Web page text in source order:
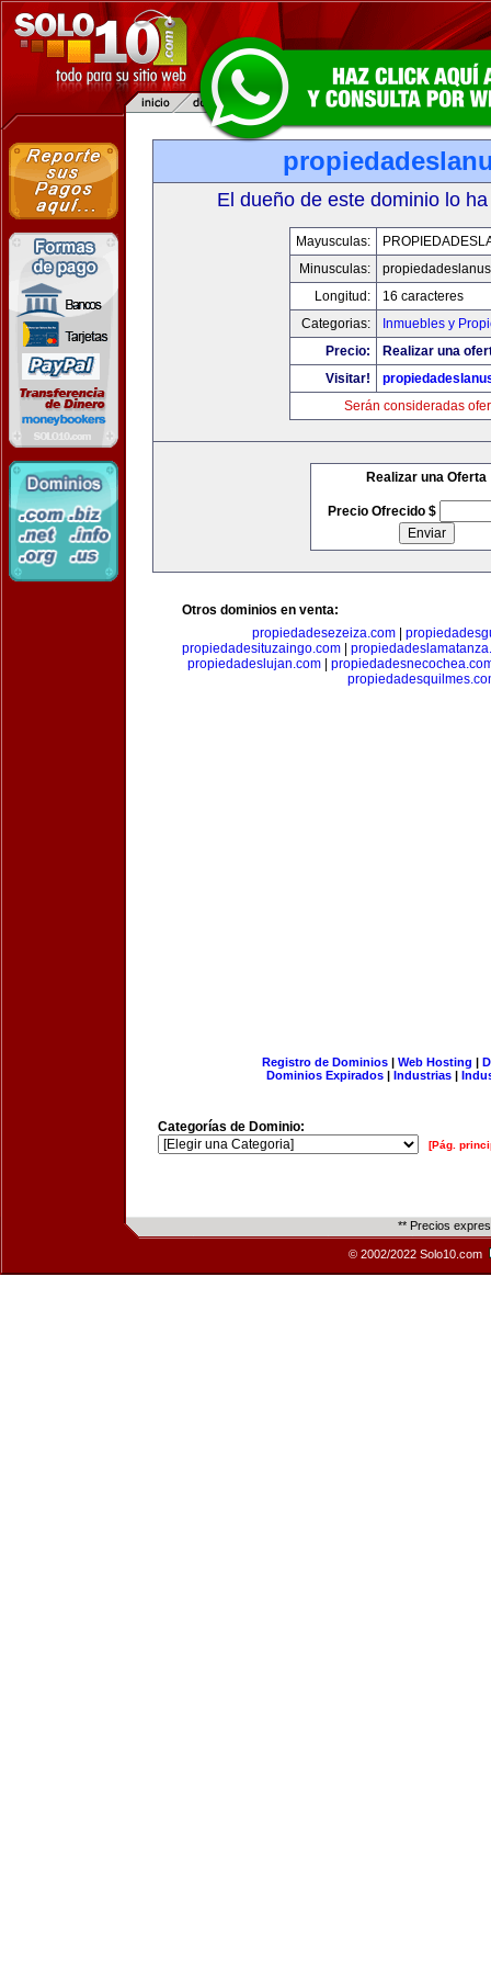
El dueño de este dominio lo
Mayusculas:
Minusculas:
Longitud:
16 caracteres
Categorias:
Inmuebles y
Precio:
Realizar una
Visitar!
Serán consideradas
Realizar una Oferta
Precio Ofrecido $
Otros dominios en venta:
propiedadesezeiza.com|
propiedadesituzaingo.com
propiedadeslujan.com|
Registro de Dominios| Web Hosting |
Dominios Expirados | Industrias |
Categorías de Dominio:
[Pág.
** Precios
© 2002/2022 Solo10.com